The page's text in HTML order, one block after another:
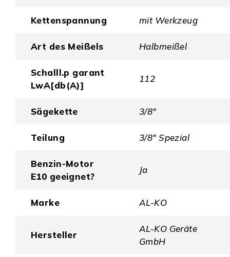
Kettenspannung mit Werkzeug
Art des Meißels Halbmeißel
Schalll.p garant
LwA[db(A)]
112
Sägekette 3/8″
Teilung 3/8″ Spezial
Benzin-Motor
E10 geeignet?
Ja
Marke AL-KO
Hersteller
AL-KO Geräte
GmbH